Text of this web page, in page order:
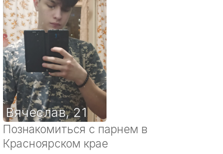
Вячеслав,21
Познакомиться с парнем в
Красноярском крае